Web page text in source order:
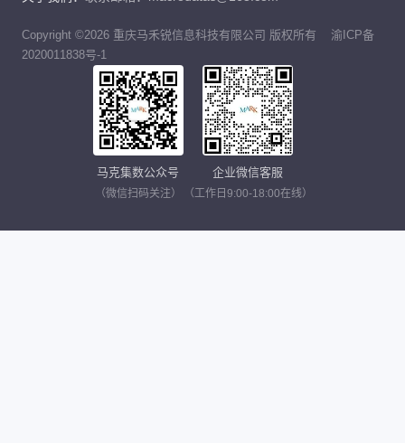
Copyright ©2026 重庆马禾锐信息科技有限公司 版权所有
渝ICP备
2020011838号-1
马克集数公众号
（微信扫码关注）
企业微信客服
（工作日9:00-18:00在线）